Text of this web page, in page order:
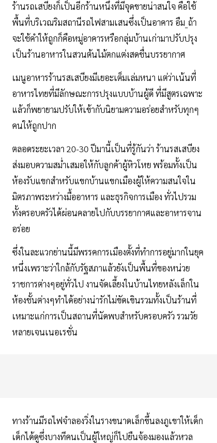
ร้านรถเสบียงก็เป็นอีกร้านหนึ่งที่มีจุดขายน่าสนใจ คือใช้
พื้นที่บริเวณริมสถานีรถไฟสามเสนซึ่งเป็นอาคาร อืม_ถ้า
จะใช้คำให้ถูกก็คือหมู่อาคารหรือกลุ่มบ้านเก่ามาปรับปรุง
เป็นร้านอาหารในสวนต้นไม้ตกแต่งสดชื่นบรรยากาศ
เมนูอาหารร้านรสเสบียงมีเยอะเต็มเล่มหนา แต่ว่าเน้นที่
อาหารไทยที่มีลักษณะการปรุงแบบบ้านผู้ดี ที่มีสูตรเฉพาะ
แล้วก็พยายามปรับให้เข้ากับนิยามความอร่อยสำหรับทุกๆ
คนให้ถูกปาก
ตลอดระยะเวลา 20-30 ปีมานี้เป็นที่รู้กันว่า ร้านรสเสบียง
ส่งมอบความสม่ำเสมอให้กับลูกค้าผู้หิวโหย พร้อมทั้งเป็น
ห้องรับแขกสำหรับแขกบ้านแขกเมืองผู้ให้ความสนใจใน
มิตรภาพระหว่างมื้ออาหาร และธุรกิจการเมือง ทั่วไปรวม
ทั้งครอบครัวได้ผ่อนคลายไปกับบรรยากาศและอาหารจาน
อร่อย
ซึ่งในละแวกย่านนี้มีพรรคการเมืองตั้งที่ทำการอยู่มากในยุค
หนึ่งเพราะว่าใกล้กับรัฐสภาแล้วยังเป็นพื้นที่ของหน่วย
ราชการต่างๆอยู่ทั่วไป งานจัดเลี้ยงในบ้านไทยหลังเล็กใน
ห้องชั้นต่างๆทำได้อย่างน่ารักไม่ขัดเขินรวมทั้งเป็นร้านที่
เหมาะแก่การเป็นสถานที่นัดพบสำหรับครอบครัว รวมวัย
หลายเจนเนอเรชั่น
ทางร้านมีรถไฟจำลองวิ่งในรางขนาดเล็กขึ้นลงภูเขาให้เด็ก
เด็กได้ดูซึ่งบางทีคนเป็นผู้ใหญ่ก็ไปยืนจ้องมองแล้วหวล